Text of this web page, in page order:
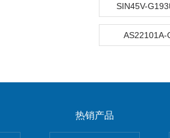
SIN45V-
AS22101A-
热销产品